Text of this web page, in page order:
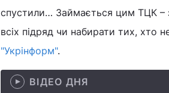
спустили… Займається цим ТЦК –
всіх підряд чи набирати тих, хто
"Укрінформ".
ВІДЕО ДНЯ